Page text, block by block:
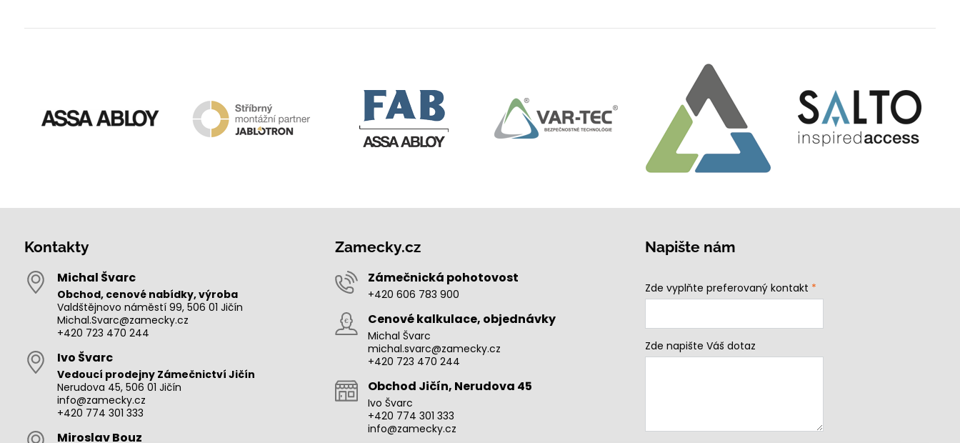
Kontakty
Michal Švarc
Obchod, cenové nabídky, výroba
Valdštějnovo náměstí 99, 506 01 Jičín
Michal.Svarc@zamecky.cz
+420 723 470 244
Ivo Švarc
Vedoucí prodejny Zámečnictví Jičín
Nerudova 45, 506 01 Jičín
info@zamecky.cz
+420 774 301 333
Miroslav Bouz
Zamecky.cz
Zámečnická pohotovost
+420 606 783 900
Cenové kalkulace, objednávky
Michal Švarc
michal.svarc@zamecky.cz
+420 723 470 244
Obchod Jičín, Nerudova 45
Ivo Švarc
+420 774 301 333
info@zamecky.cz
Napište nám
Zde vyplňte preferovaný kontakt *
Zde napište Váš dotaz